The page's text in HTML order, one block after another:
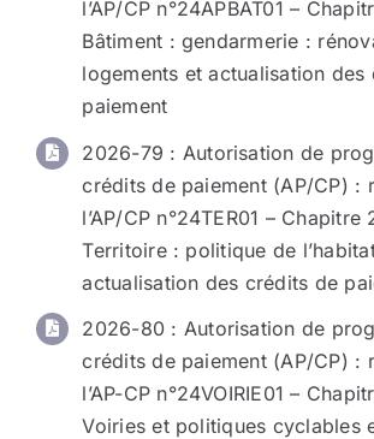
l’AP/CP n°24APBAT01 –
Bâtiment : gendarmerie :
logements et actualisation des
paiement
2026-79 : Autorisation de
crédits de paiement (AP/CP) :
l’AP/CP n°24TER01 – Chapitre
Territoire : politique de
actualisation des crédits de
2026-80 : Autorisation de
crédits de paiement (AP/CP) :
l’AP-CP n°24VOIRIE01 –
Voiries et politiques cyclables